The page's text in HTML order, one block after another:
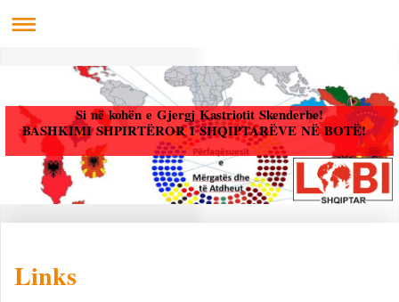
Si në kohën e Gjergj Kastriotit Skenderbe!
BASHKIMI SHPIRTËROR I SHQIPTARËVE NË BOTË!
Links